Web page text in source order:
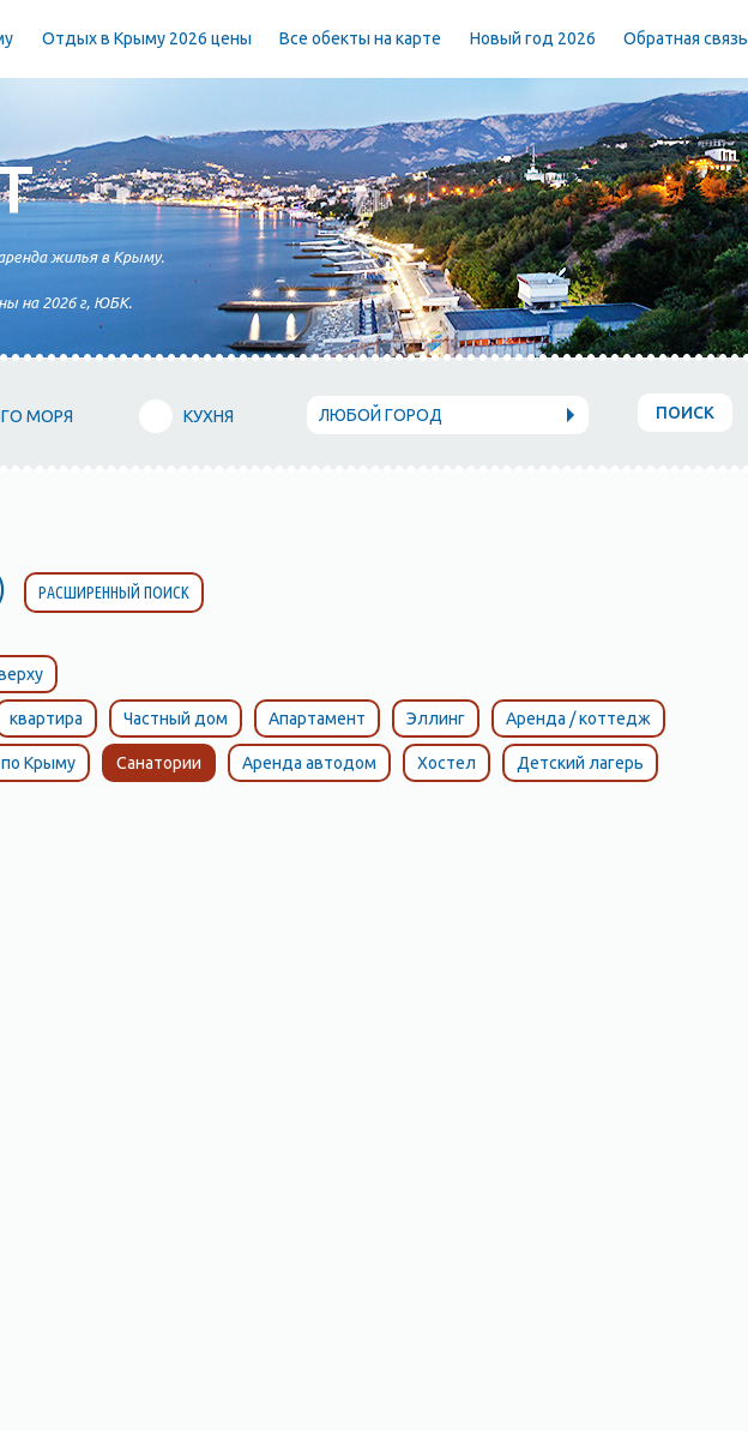
Отдых в Крыму 2026 цены Все обекты на карте Новый год 2026 Обратная связь
жилья в Крыму.
на 2026 г, ЮБК.
МОРЯ КУХНЯ ЛЮБОЙ ГОРОД ПОИСК
РАСШИРЕННЫЙ ПОИСК
квартира Частный дом Апартамент Эллинг Аренда / коттедж
Крыму Санатории Аренда автодом Хостел Детский лагерь